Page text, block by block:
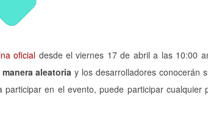
oficial desde el viernes 17 de abril a las 10:00
aleatoria y los desarrolladores conocerán
en el evento, puede participar cualquier